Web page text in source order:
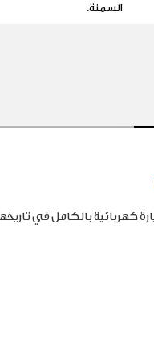
السمنة.